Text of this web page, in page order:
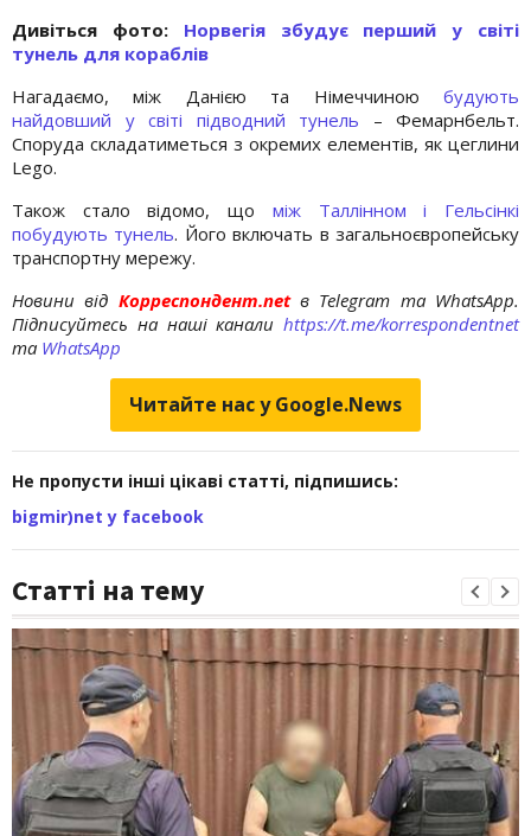
Дивіться фото: Норвегія збудує перший у світі
тунель для кораблів
Нагадаємо, між Данією та Німеччиною будують
найдовший у світі підводний тунель – Фемарнбельт.
Споруда складатиметься з окремих елементів, як цеглини
Lego.
Також стало відомо, що між Таллінном і Гельсінкі
побудують тунель. Його включать в загальноєвропейську
транспортну мережу.
Новини від Корреспондент.netв Telegram та WhatsApp.
Підписуйтесь на наші канали https://t.me/korrespondentnet
та WhatsApp
Читайте нас у Google.News
Не пропусти інші цікаві статті, підпишись:
bigmir)net у facebook
Статті на тему